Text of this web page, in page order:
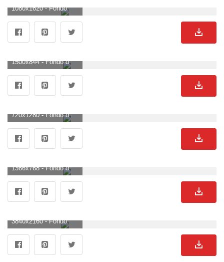
1080x1620 - Fondo de pantalla de 1080x1620. Imágen de truenos.
1500x844 - Fondo de pantalla de 1500x844. Wallpaper de truenos.
720x1280 - Fondo de pantalla de 720x1280. Fondo de pantalla de truenos.
1366x768 - Fondo de pantalla de 1366x768. Imágen de truenos.
3840x2160 - Fondo de pantalla de 3840x2160. Fondo para computadora 4K Ultra HD de truenos.